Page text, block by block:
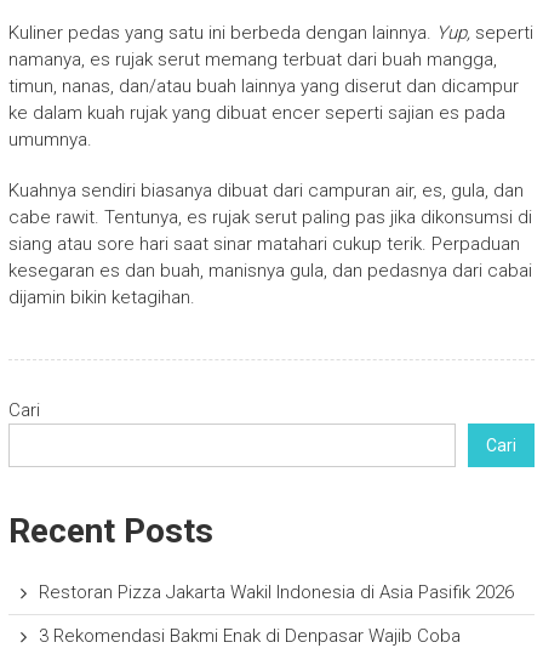
Kuliner pedas yang satu ini berbeda dengan lainnya. Yup, seperti
namanya, es rujak serut memang terbuat dari buah mangga,
timun, nanas, dan/atau buah lainnya yang diserut dan dicampur
ke dalam kuah rujak yang dibuat encer seperti sajian es pada
umumnya.
Kuahnya sendiri biasanya dibuat dari campuran air, es, gula, dan
cabe rawit. Tentunya, es rujak serut paling pas jika dikonsumsi di
siang atau sore hari saat sinar matahari cukup terik. Perpaduan
kesegaran es dan buah, manisnya gula, dan pedasnya dari cabai
dijamin bikin ketagihan.
Cari
Cari
Recent Posts
Restoran Pizza Jakarta Wakil Indonesia di Asia Pasifik 2026
3 Rekomendasi Bakmi Enak di Denpasar Wajib Coba